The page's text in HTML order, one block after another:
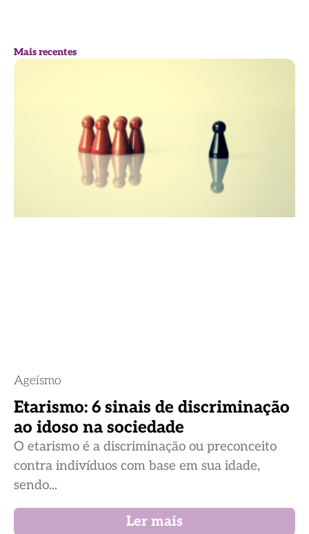
Mais recentes
Ageísmo
Etarismo: 6 sinais de discriminação
ao idoso na sociedade
O etarismo é a discriminação ou preconceito
contra indivíduos com base em sua idade,
sendo...
Ler mais